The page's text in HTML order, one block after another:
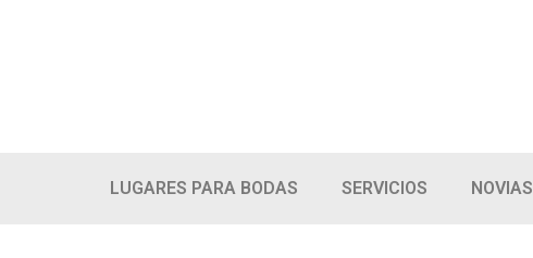
LUGARES PARA BODAS SERVICIOS NOVIAS